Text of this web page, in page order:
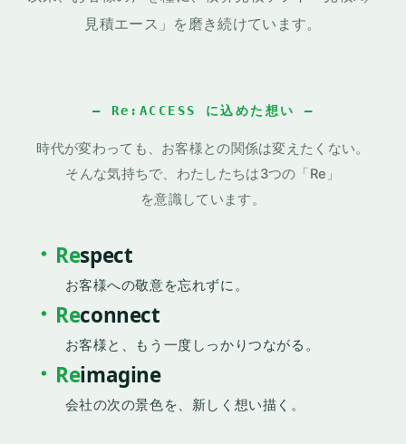
過去バージョンからの変換にも対応しています。
階層構造の見積書作成・件名一覧印刷
複合単価式・歩掛・単価率（提出先別）
機能・仕様を見る
見積A Ver.9 パッケージ